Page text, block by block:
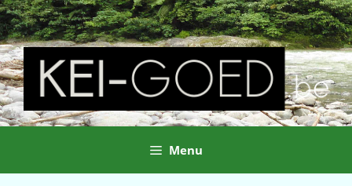
Ga
naar
de
inhoud
Menu